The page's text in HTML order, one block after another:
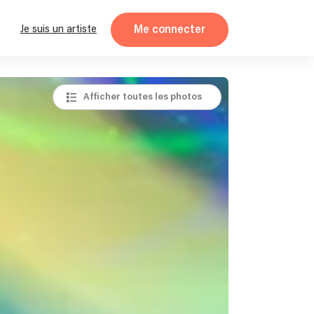
Je suis un artiste Me connecter
Afficher toutes les photos